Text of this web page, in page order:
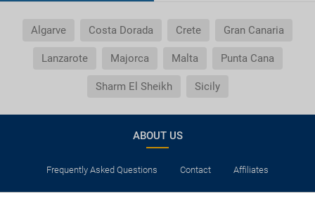
Algarve Costa Dorada Crete Gran Canaria
Lanzarote Majorca Malta Punta Cana
Sharm El Sheikh Sicily
ABOUT US
Frequently Asked Questions Contact Affiliates